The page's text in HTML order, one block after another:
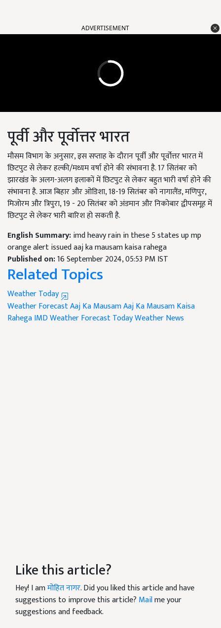
ADVERTISEMENT
पूर्वी और पूर्वोत्तर भारत
मौसम विभाग के अनुसार, इस सप्ताह के दौरान पूर्वी और पूर्वोत्तर भारत में
छिटपुट से लेकर हल्की/मध्यम वर्षा होने की संभावना है. 17 सितंबर को
झारखंड के अलग-अलग इलाकों में छिटपुट से लेकर बहुत भारी वर्षा होने की
संभावना है. आज बिहार और ओडिशा, 18-19 सितंबर को नागालैंड, मणिपुर,
मिजोरम और त्रिपुरा, 19 - 20 सितंबर को अंडमान और निकोबार द्वीपसमूह में
छिटपुट से लेकर भारी बारिश हो सकती है.
English Summary:imd heavy rain in these 5 states up mp
orange alert issued aaj ka mausam kaisa rahega
Published on:16 September 2024, 05:53 PM IST
Related Topics
Weather Today
Weather ForecastAaj Ka MausamAaj Ka Mausam Kaisa
RahegaIMD Weather ForecastToday Weather News
Like this article?
Hey! I amमोहित नागर. Did you liked this article and have
suggestions to improve this article? Mailme your
suggestions and feedback.